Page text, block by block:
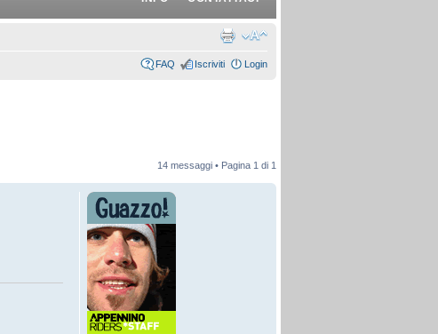
FAQ Iscriviti Login
14 messaggi • Pagina 1 di 1